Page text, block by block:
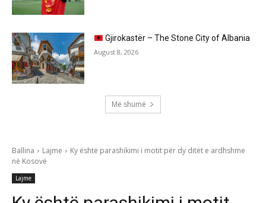
Gjirokastër – The Stone City of Albania
August 8, 2026
Më shumë